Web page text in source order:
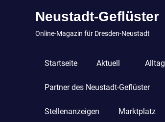
Neustadt-Geflüster
Online-Magazin für Dresden-Neustadt
Startseite Aktuell Alltag
Partner des Neustadt-Geflüster
Stellenanzeigen Marktplatz